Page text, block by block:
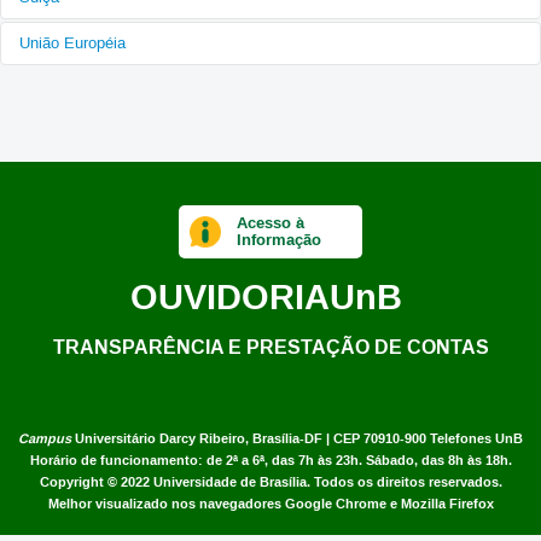
Universidade de Coimbra
Zurich University of Applied Sciences
União Européia
CampusUniversitário Darcy Ribeiro, Brasília-DF | CEP 70910-900 Telefones UnB
Horário de funcionamento: de 2ª a 6ª, das 7h às 23h. Sábado, das 8h às 18h.
Copyright © 2022 Universidade de Brasília. Todos os direitos reservados.
Melhor visualizado nos navegadores Google Chrome e Mozilla Firefox
Acesso à
Informação
OUVIDORIAUnB
TRANSPARÊNCIA E PRESTAÇÃO DE CONTAS